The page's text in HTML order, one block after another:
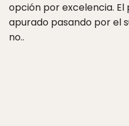
opción por excelencia. El
apurado pasando por el
no..